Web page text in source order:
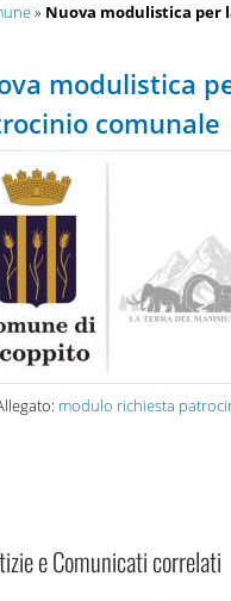
» Nuova modulistica per
modulistica
comunale
modulo richiesta
e Comunicati correlati